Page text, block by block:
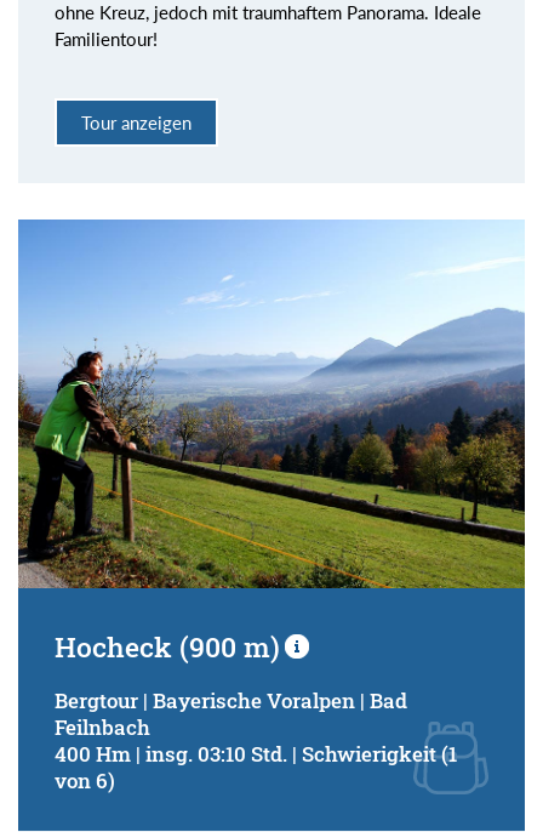
ohne Kreuz, jedoch mit traumhaftem Panorama. Ideale
Familientour!
Tour anzeigen
Hocheck (900 m)
Bergtour | Bayerische Voralpen | Bad
Feilnbach
400 Hm | insg. 03:10 Std. | Schwierigkeit (1
von 6)